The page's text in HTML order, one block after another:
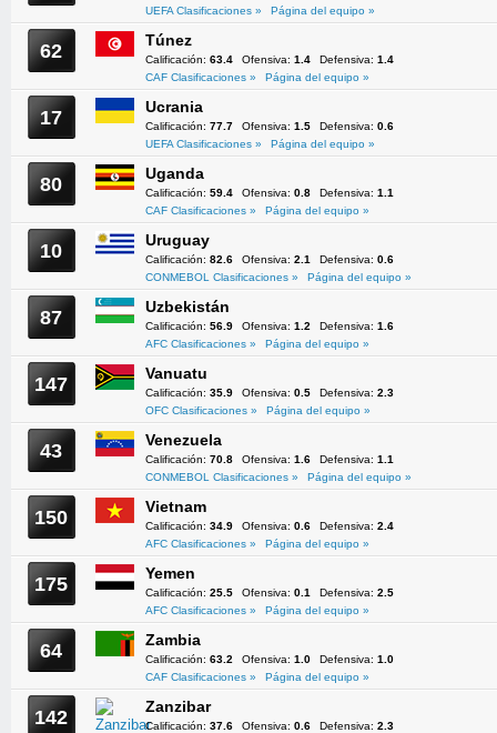
UEFA Clasificaciones »
Página del equipo »
62 Túnez
Calificación: 63.4 Ofensiva: 1.4 Defensiva: 1.4
CAF Clasificaciones »
Página del equipo »
17 Ucrania
Calificación: 77.7 Ofensiva: 1.5 Defensiva: 0.6
UEFA Clasificaciones »
Página del equipo »
80 Uganda
Calificación: 59.4 Ofensiva: 0.8 Defensiva: 1.1
CAF Clasificaciones »
Página del equipo »
10 Uruguay
Calificación: 82.6 Ofensiva: 2.1 Defensiva: 0.6
CONMEBOL Clasificaciones »
Página del equipo »
87 Uzbekistán
Calificación: 56.9 Ofensiva: 1.2 Defensiva: 1.6
AFC Clasificaciones »
Página del equipo »
147 Vanuatu
Calificación: 35.9 Ofensiva: 0.5 Defensiva: 2.3
OFC Clasificaciones »
Página del equipo »
43 Venezuela
Calificación: 70.8 Ofensiva: 1.6 Defensiva: 1.1
CONMEBOL Clasificaciones »
Página del equipo »
150 Vietnam
Calificación: 34.9 Ofensiva: 0.6 Defensiva: 2.4
AFC Clasificaciones »
Página del equipo »
175 Yemen
Calificación: 25.5 Ofensiva: 0.1 Defensiva: 2.5
AFC Clasificaciones »
Página del equipo »
64 Zambia
Calificación: 63.2 Ofensiva: 1.0 Defensiva: 1.0
CAF Clasificaciones »
Página del equipo »
142 Zanzibar
Calificación: 37.6 Ofensiva: 0.6 Defensiva: 2.3